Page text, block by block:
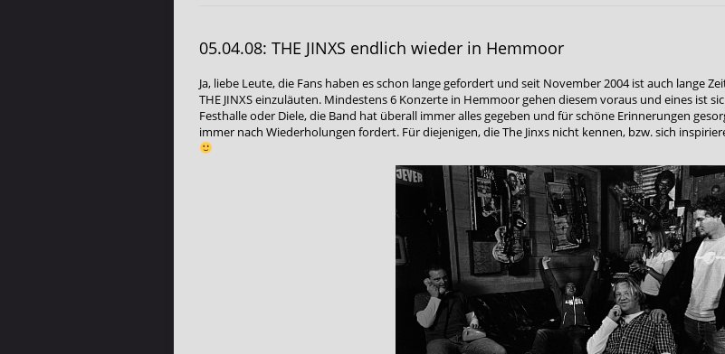
05.04.08: THE JINXS endlich wieder in Hemmoor
Ja, liebe Leute, die Fans haben es schon lange gefordert und seit November 2004 ist auch lange
THE JINXS einzuläuten. Mindestens 6 Konzerte in Hemmoor gehen diesem voraus und eines ist
Festhalle oder Diele, die Band hat überall immer alles gegeben und für schöne Erinnerungen
immer nach Wiederholungen fordert. Für diejenigen, die The Jinxs nicht kennen, bzw. sich